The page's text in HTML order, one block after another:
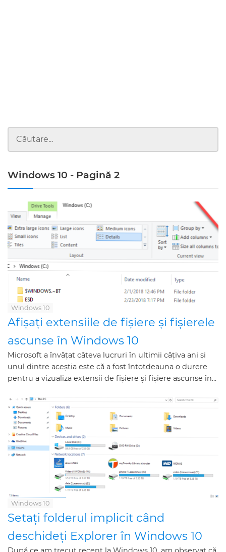
Windows 10 - Pagină 2
Windows 10
Afișați extensiile de fișiere și fișierele
ascunse în Windows 10
Microsoft a învățat câteva lucruri în ultimii câțiva ani și
unul dintre aceștia este că a fost întotdeauna o durere
pentru a vizualiza extensii de fișiere și fișiere ascunse în...
Windows 10
Setați folderul implicit când
deschideți Explorer în Windows 10